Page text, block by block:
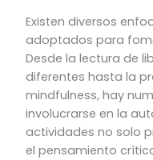
Existen diversos
adoptados para
Desde la lectura de
diferentes hasta la
mindfulness, hay
involucrarse en la
actividades no solo
el pensamiento